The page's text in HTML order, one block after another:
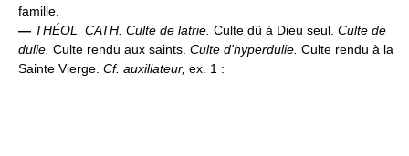
famille.
— THÉOL. CATH. Culte de latrie. Culte dû à Dieu seul. Culte de
dulie. Culte rendu aux saints. Culte d'hyperdulie. Culte rendu à la
Sainte Vierge. Cf. auxiliateur, ex. 1 :